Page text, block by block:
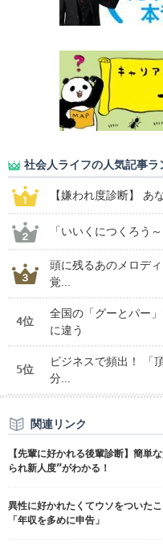
社会人ライフの人気記事ラ
【嫌われ度診断】 あ
「いいくにつくろう
頭に残るあのメロデ
覚...
4位
全国の「グーとパー
に違う
5位
ビジネスで頻出！ 「
分...
関連リンク
【先輩に好かれる後輩診断】簡単
られ新人度”がわかる！
異性に好かれたくてウソをついた
「年収を多めに申告」